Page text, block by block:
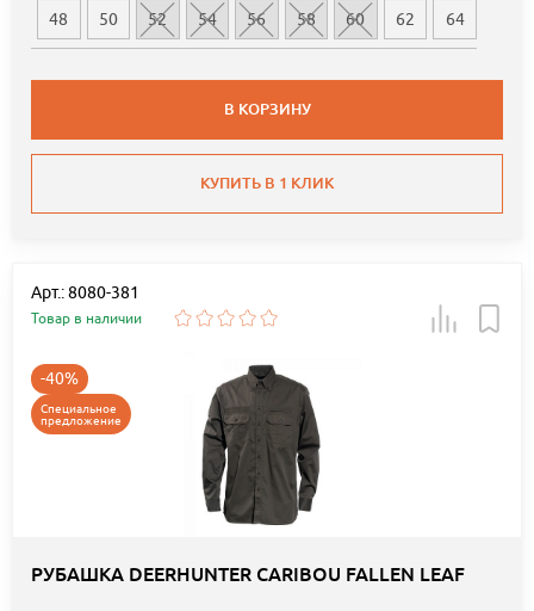
48 50 52 54 56 58 60 62 64
В КОРЗИНУ
КУПИТЬ В 1 КЛИК
Арт.: 8080-381
Товар в наличии
-40%
Специальное
предложение
РУБАШКА DEERHUNTER CARIBOU FALLEN LEAF